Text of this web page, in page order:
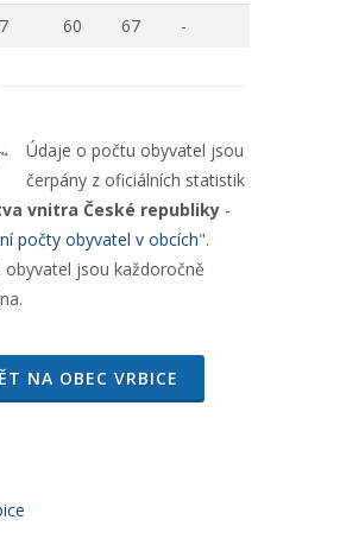
60 67 -
Údaje o počtu obyvatel jsou
čerpány z oficiálních statistik
vnitra České republiky -
počty obyvatel v obcích".
jsou každoročně
NA OBEC VRBICE